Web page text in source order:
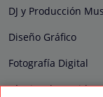
DJ y Producción
Diseño Gráfico
Fotografía Digital
Técnico de Sonido